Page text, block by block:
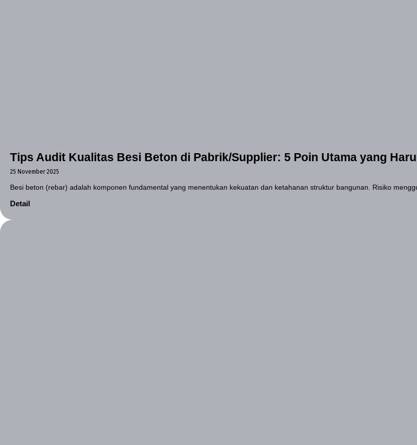
Tips Audit Kualitas Besi Beton di Pabrik/Supplier: 5 Poin Utama yang
25 November 2025
Besi beton (rebar) adalah komponen fundamental yang menentukan kekuatan dan ketahanan struktur bangunan. Risiko
Detail